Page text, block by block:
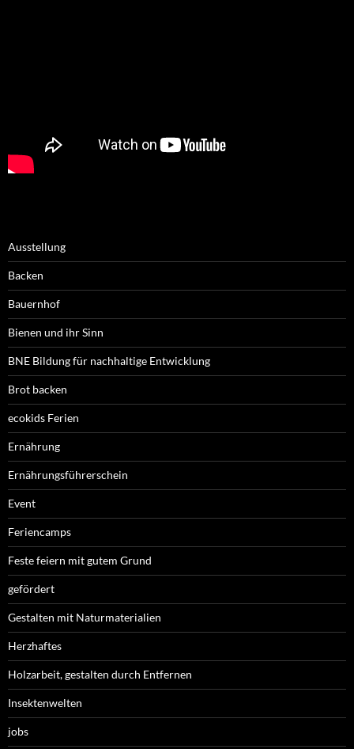
Ausstellung
Backen
Bauernhof
Bienen und ihr Sinn
BNE Bildung für nachhaltige Entwicklung
Brot backen
ecokids Ferien
Ernährung
Ernährungsführerschein
Event
Feriencamps
Feste feiern mit gutem Grund
gefördert
Gestalten mit Naturmaterialien
Herzhaftes
Holzarbeit, gestalten durch Entfernen
Insektenwelten
jobs